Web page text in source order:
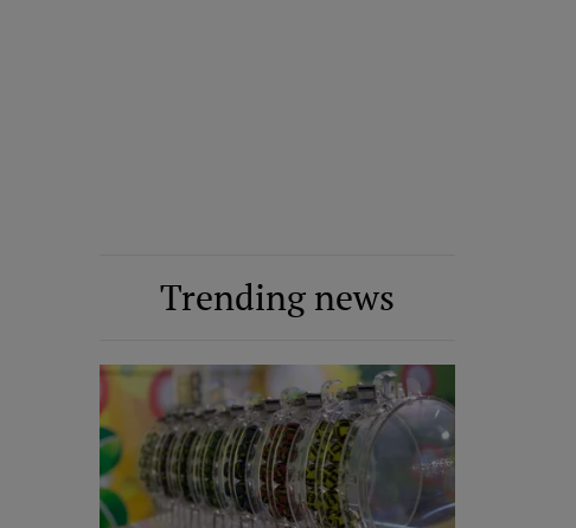
Trending news